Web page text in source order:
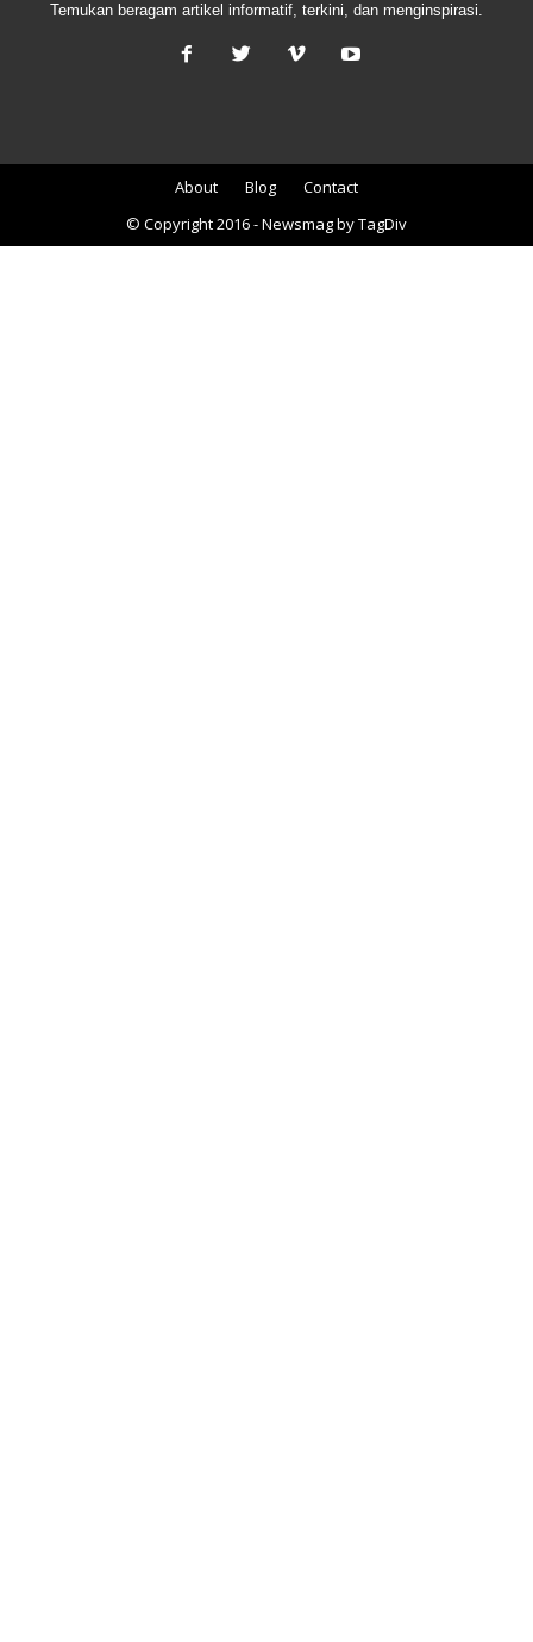
Temukan beragam artikel informatif, terkini, dan menginspirasi.
About Blog
Contact
© Copyright 2016 - Newsmag by TagDiv